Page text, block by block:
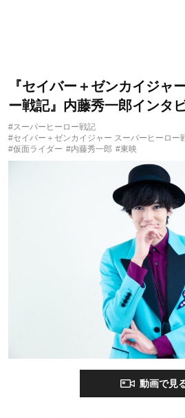
『セイバー＋ゼンカイジャ
ー戦記』内藤秀一郎インタ
#スーパーヒーロー戦記
#セイバー＋ゼンカイジャー スーパーヒーロー
#仮面ライダー #内藤秀一郎 #東映
動画で見